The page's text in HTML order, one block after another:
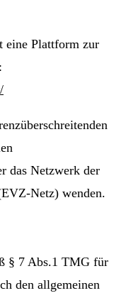
eine Plattform zur
das Netzwerk der
Netz) wenden.
§ 7 Abs.1 TMG für
den allgemeinen